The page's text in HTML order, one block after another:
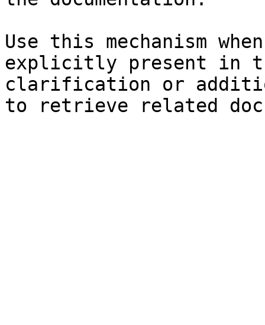
Use this mechanism
explicitly present in
clarification or